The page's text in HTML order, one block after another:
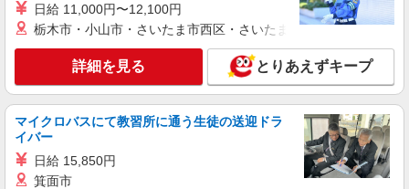
時給1500円〜2125円 ＜日払い有/週払い有/交
通費全支給(ガソリン代含む)＞
長野市
キープ 詳細を見る
派遣社員
株式会社kotrio /●MT-H-2093221
＜長野市＞病院の看護助手＊日払いOK！即高
日給 11,000円〜12,100円
栃木市・小山市・さいたま市西区・さいたま市岩槻区・久喜市・
詳細を見る とりあえずキープ
マイクロバスにて教習所に通う生徒の送迎ドラ
イバー
日給 15,850円
箕面市